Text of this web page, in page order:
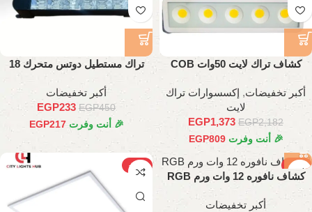
كشاف تراك لايت 50وات COB
أكبر تخفيضات, إكسسوارات تراك
لايت
EGP2,182
EGP1,373
🎉 أنت وفرت EGP809
تراك مستطيل دوتس متحرك 18
وات
أكبر تخفيضات
EGP450
EGP233
🎉 أنت وفرت EGP217
-15%
كشاف نافوره 12 وات ورم RGB
أكبر تخفيضات
-28%